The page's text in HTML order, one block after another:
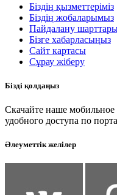
Біздің қызметтеріміз
Біздің жобаларымыз
Пайдалану
Бізге хабарласыңыз
Сайт картасы
Сұрау жіберу
Бізді қолдаңыз
Скачайте наше
удобного доступа по
Әлеуметтік желілер